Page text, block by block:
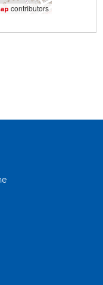
contributors